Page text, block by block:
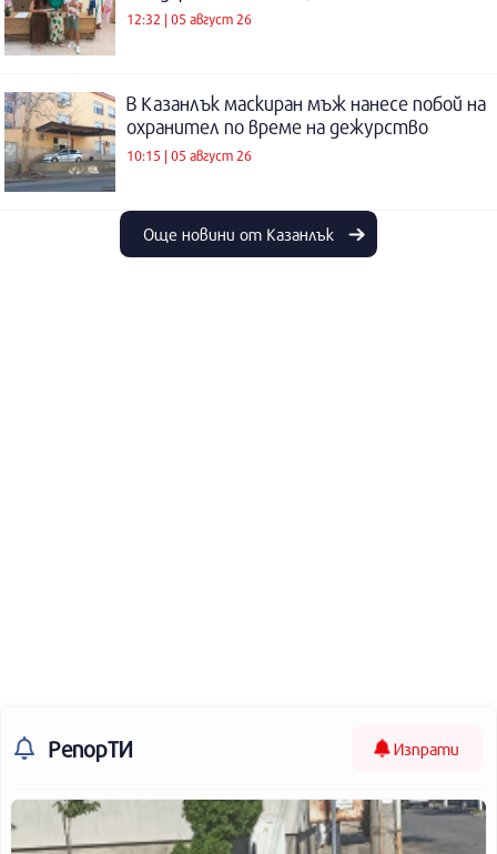
12:32 | 05 август 26
В Казанлък маскиран мъж нанесе побой на
охранител по време на дежурство
10:15 | 05 август 26
Още новини от Казанлък
РепорТИ Изпрати